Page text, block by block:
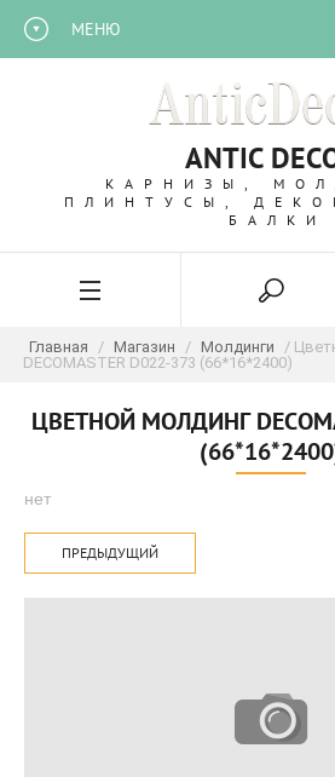
МЕНЮ
ANTIC
КАРНИЗЫ,
ПЛИНТУСЫ,
БАЛКИ
Главная / Магазин / Молдинги
/
DECOMASTER D022-373 (66*16*2400)
ЦВЕТНОЙ МОЛДИНГ
нет
ПРЕДЫДУЩИЙ